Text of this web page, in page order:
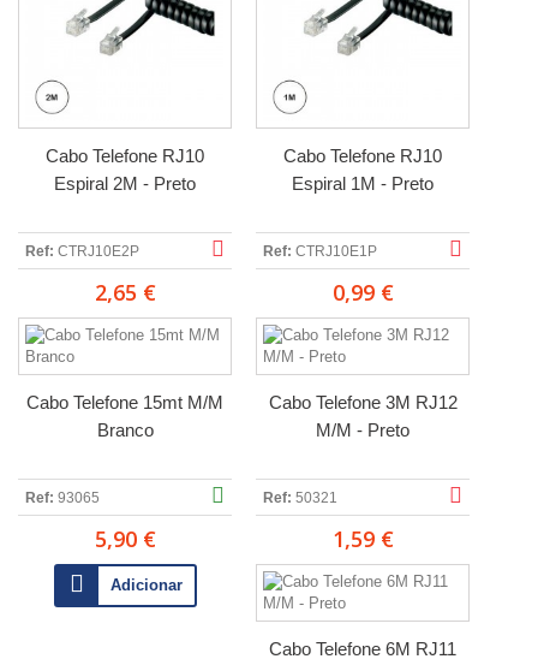
Cabo Telefone RJ10
Espiral 2M - Preto
Ref: CTRJ10E2P
2,65 €
Cabo Telefone RJ10
Espiral 1M - Preto
Ref: CTRJ10E1P
0,99 €
Cabo Telefone 15mt M/M
Branco
Ref: 93065
5,90 €
Adicionar
Cabo Telefone 3M RJ12
M/M - Preto
Ref: 50321
1,59 €
Cabo Telefone 6M RJ11